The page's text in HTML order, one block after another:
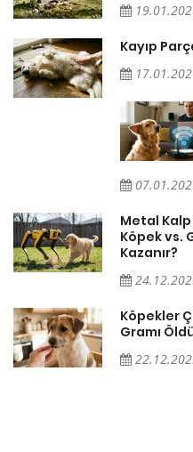
Kayıp
Metal
Köpek vs.
Kazanır?
Köpekler
Gramı